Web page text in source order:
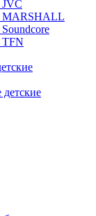
JVC
MARSHALL
TFN